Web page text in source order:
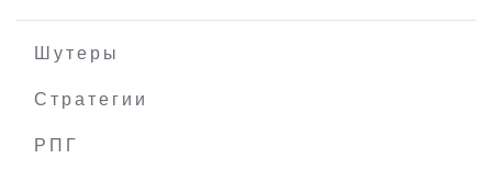
Шутеры
Стратегии
РПГ